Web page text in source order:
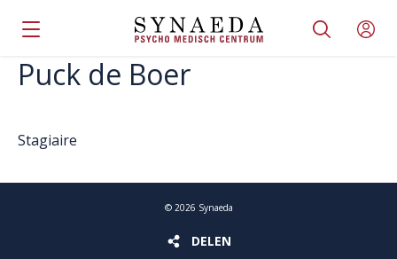
Puck de Boer
Stagiaire
© 2026 Synaeda
DELEN